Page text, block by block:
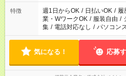
特徴 週1日からOK / 日払いOK / 履
業・WワークOK / 服装自由 /
集 / 電話対応なし / パソコン
気になる！ 応募